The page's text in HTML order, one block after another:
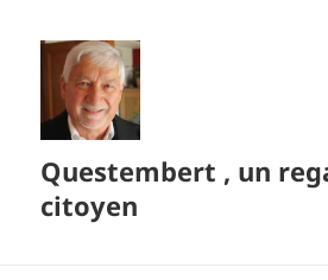
Questembert , un
citoyen